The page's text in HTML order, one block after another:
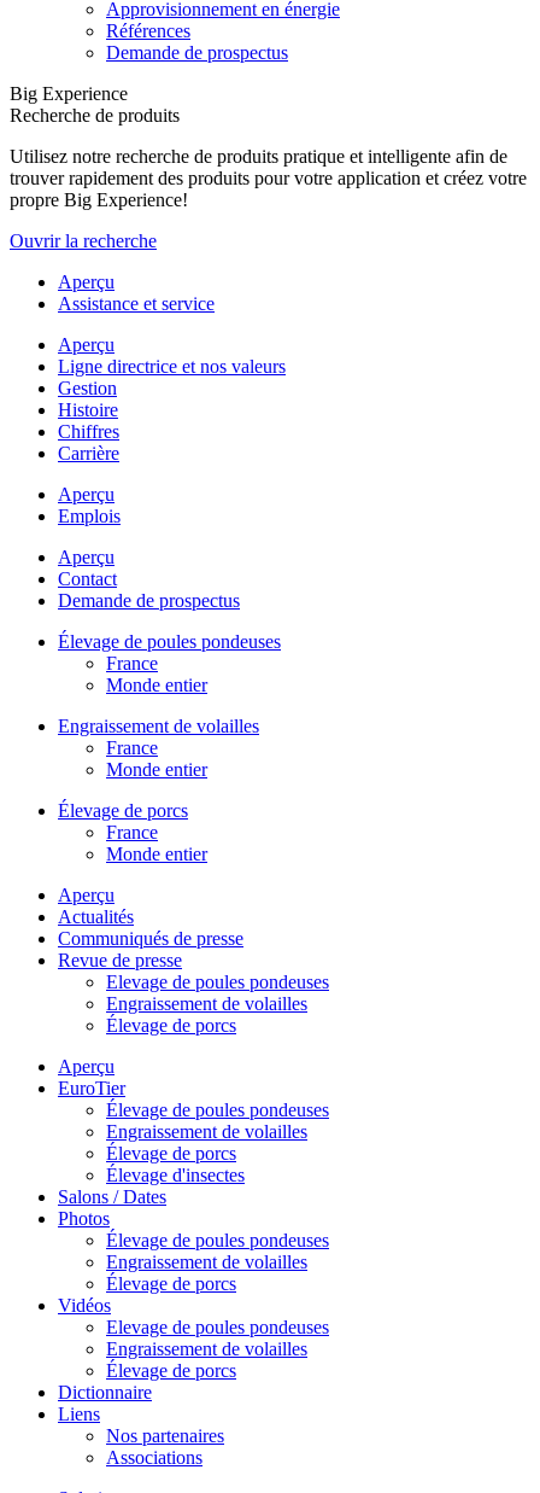
Approvisionnement en énergie
Références
Demande de prospectus
Big Experience
Recherche de produits
Utilisez notre recherche de produits pratique et intelligente afin de
trouver rapidement des produits pour votre application et créez votre
propre Big Experience!
Ouvrir la recherche
Aperçu
Assistance et service
Aperçu
Ligne directrice et nos valeurs
Gestion
Histoire
Chiffres
Carrière
Aperçu
Emplois
Aperçu
Contact
Demande de prospectus
Élevage de poules pondeuses
France
Monde entier
Engraissement de volailles
France
Monde entier
Élevage de porcs
France
Monde entier
Aperçu
Actualités
Communiqués de presse
Revue de presse
Elevage de poules pondeuses
Engraissement de volailles
Élevage de porcs
Aperçu
EuroTier
Élevage de poules pondeuses
Engraissement de volailles
Élevage de porcs
Élevage d'insectes
Salons / Dates
Photos
Élevage de poules pondeuses
Engraissement de volailles
Élevage de porcs
Vidéos
Elevage de poules pondeuses
Engraissement de volailles
Élevage de porcs
Dictionnaire
Liens
Nos partenaires
Associations